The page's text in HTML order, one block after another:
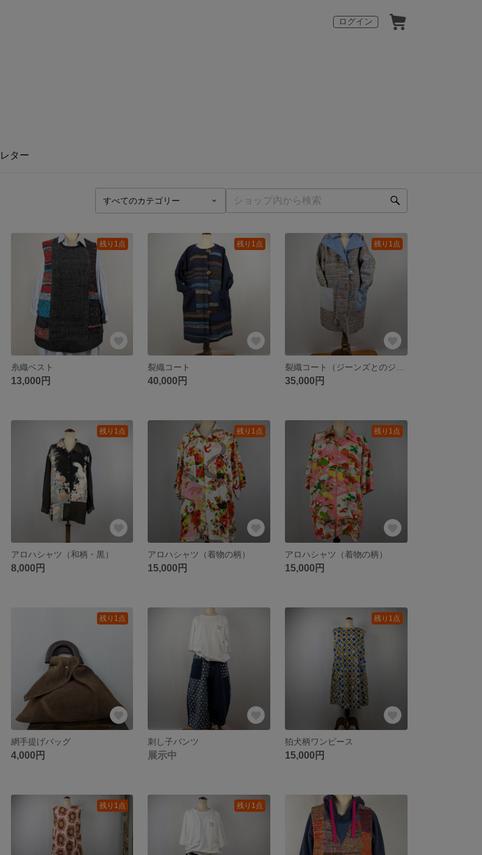
ログイン
レター
残り1点
糸織ベスト
13,000円
残り1点
裂織コート
40,000円
残り1点
35,000円
残り1点
アロハシャツ（和柄・黒）
8,000円
残り1点
アロハシャツ（着物の柄）
15,000円
残り1点
アロハシャツ（着物の柄）
15,000円
残り1点
網手提げバッグ
4,000円
刺し子パンツ
展示中
残り1点
狛犬柄ワンピース
15,000円
残り1点 残り1点